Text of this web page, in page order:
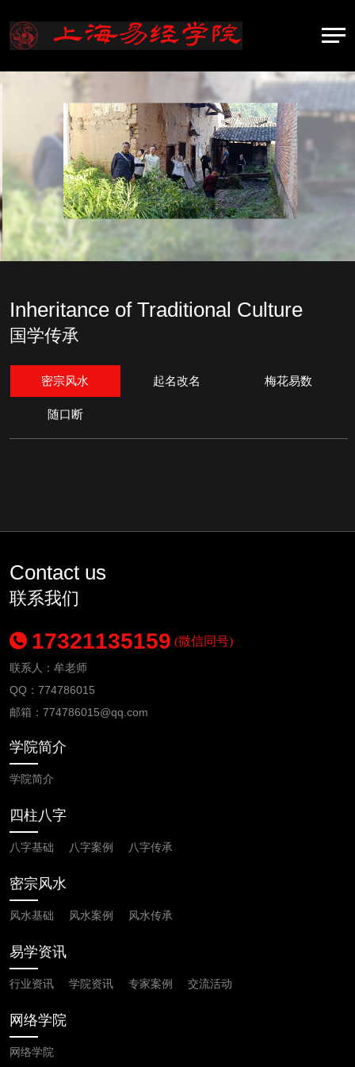
Inheritance of Traditional Culture
国学传承
密宗风水 起名改名 梅花易数
随口断
Contact us
联系我们
17321135159 (微信同号)
联系人：牟老师
QQ：774786015
邮箱： 774786015@qq.com
学院简介
学院简介
四柱八字
八字基础 八字案例 八字传承
密宗风水
风水基础 风水案例 风水传承
易学资讯
行业资讯 学院资讯 专家案例 交流活动
网络学院
网络学院